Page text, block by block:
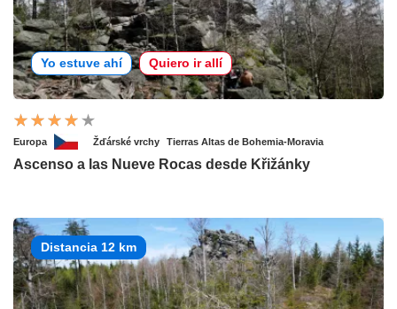
Yo estuve ahí Quiero ir allí
Europa Žďárské vrchy Tierras Altas de Bohemia-Moravia
Ascenso a las Nueve Rocas desde Křižánky
Distancia 12 km